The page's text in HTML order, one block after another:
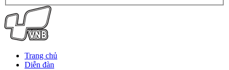
Trang chủ
Diễn đàn